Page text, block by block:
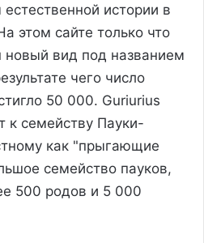
истории в
этом сайте только что
новый вид под названием
чего число
50 000. Guriurius
к семейству Пауки-
как "прыгающие
семейство пауков,
500 родов и 5 000